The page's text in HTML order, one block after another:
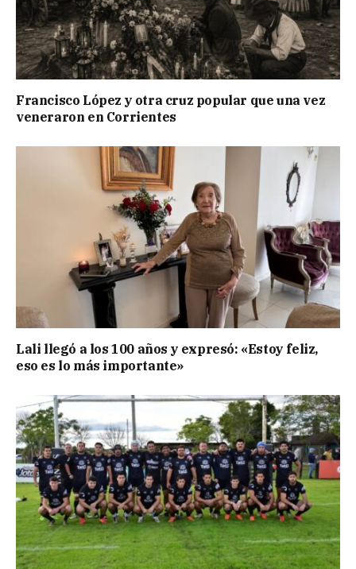
Francisco López y otra cruz popular que una vez
veneraron en Corrientes
Lali llegó a los 100 años y expresó: «Estoy feliz,
eso es lo más importante»